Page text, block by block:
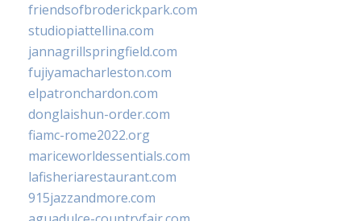
friendsofbroderickpark.com
studiopiattellina.com
jannagrillspringfield.com
fujiyamacharleston.com
elpatronchardon.com
donglaishun-order.com
fiamc-rome2022.org
mariceworldessentials.com
lafisheriarestaurant.com
915jazzandmore.com